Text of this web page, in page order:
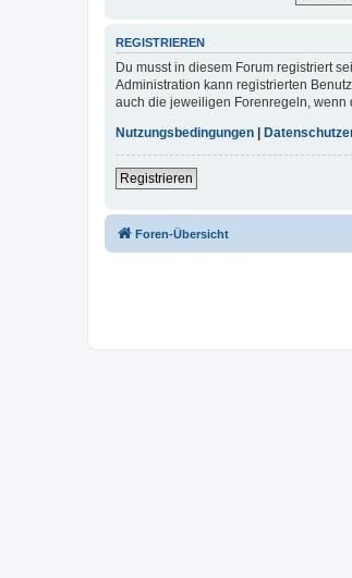
REGISTRIEREN
Du musst in diesem Forum registriert
Administration kann registrierten
auch die jeweiligen Forenregeln, wenn
Nutzungsbedingungen
Registrieren
Foren-Übersicht